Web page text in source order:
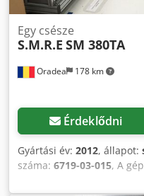
Oradea 178 km
Egy csésze
S.M.R.E SM 380TA
Érdeklődni
Gyártási év: 2012, állapot:
száma: 6719-03-015, A
vágására, valamint